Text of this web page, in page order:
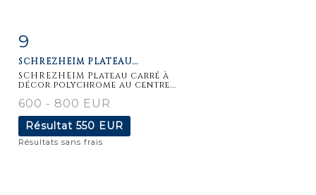
détaillée
9
SCHREZHEIM PLATEAU...
SCHREZHEIM Plateau carré à
décor polychrome au centre...
600 - 800 EUR
Résultat 550 EUR
Résultats sans frais